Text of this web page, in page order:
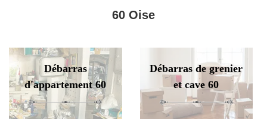
60 Oise
Débarras
d'appartement 60
Débarras de grenier
et cave 60